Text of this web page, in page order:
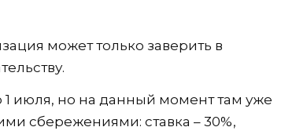
может только заверить в
июля, но на данный момент там уже
сбережениями: ставка – 30%,